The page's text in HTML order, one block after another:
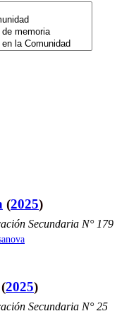
(2025)
Secundaria N° 179
(2025)
Secundaria N° 25